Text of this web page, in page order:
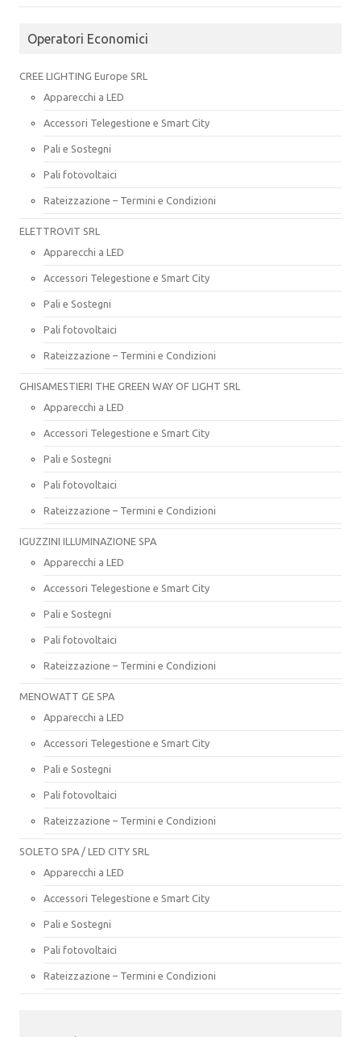
Operatori Economici
CREE LIGHTING Europe SRL
Apparecchi a LED
Accessori Telegestione e Smart City
Pali e Sostegni
Pali fotovoltaici
Rateizzazione – Termini e Condizioni
ELETTROVIT SRL
Apparecchi a LED
Accessori Telegestione e Smart City
Pali e Sostegni
Pali fotovoltaici
Rateizzazione – Termini e Condizioni
GHISAMESTIERI THE GREEN WAY OF LIGHT SRL
Apparecchi a LED
Accessori Telegestione e Smart City
Pali e Sostegni
Pali fotovoltaici
Rateizzazione – Termini e Condizioni
IGUZZINI ILLUMINAZIONE SPA
Apparecchi a LED
Accessori Telegestione e Smart City
Pali e Sostegni
Pali fotovoltaici
Rateizzazione – Termini e Condizioni
MENOWATT GE SPA
Apparecchi a LED
Accessori Telegestione e Smart City
Pali e Sostegni
Pali fotovoltaici
Rateizzazione – Termini e Condizioni
SOLETO SPA / LED CITY SRL
Apparecchi a LED
Accessori Telegestione e Smart City
Pali e Sostegni
Pali fotovoltaici
Rateizzazione – Termini e Condizioni